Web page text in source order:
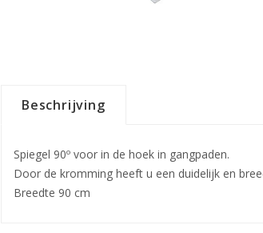
Beschrijving
Spiegel 90º voor in de hoek in gangpaden.
Door de kromming heeft u een duidelijk en
Breedte 90 cm